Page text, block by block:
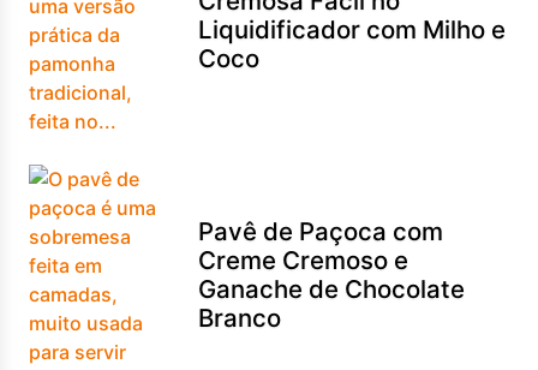
Liquidificador com Milho e
Coco
Pavê de Paçoca com
Creme Cremoso e
Ganache de Chocolate
Branco